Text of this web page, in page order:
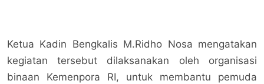
Ketua Kadin Bengkalis M.Ridho Nosa mengatakan
kegiatan tersebut dilaksanakan oleh organisasi
binaan Kemenpora RI, untuk membantu pemuda